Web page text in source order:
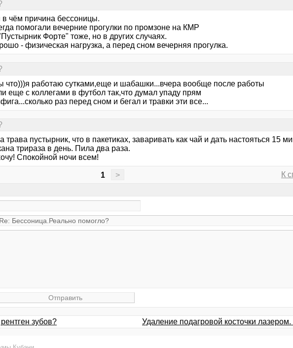
чём причина бессоницы.
помогали вечерние прогулки по промзоне на КМР
Форте" тоже, но в других случаях.
- физическая нагрузка, а перед сном вечерняя прогулка.
что)))я работаю сутками,еще и шабашки...вчера вообще после работы
еще с коллегами в футбол так,что думал упаду прям
раз перед сном и бегал и травки эти все...
трава пустырник, что в пакетиках, заваривать как чай и дать настояться 15
трираза в день. Пила два раза.
Спокойной ночи всем!
1 >
К
зубов? Удаление подагровой косточки лазером.